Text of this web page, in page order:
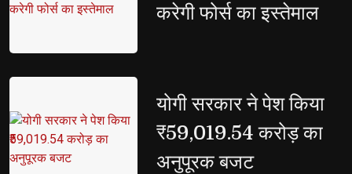
करेगी फोर्स का इस्तेमाल
योगी सरकार ने पेश किया
₹59,019.54 करोड़ का
अनुपूरक बजट